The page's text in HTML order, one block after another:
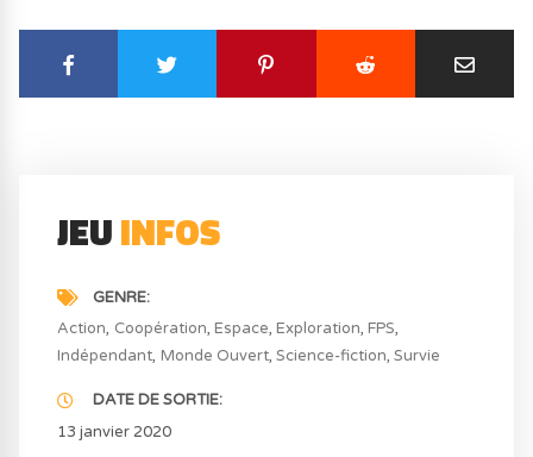
JEUINFOS
GENRE
Action Coopération Espace Exploration FPS
Indépendant Monde Ouvert Science-fiction Survie
DATE DE SORTIE
13 janvier 2020